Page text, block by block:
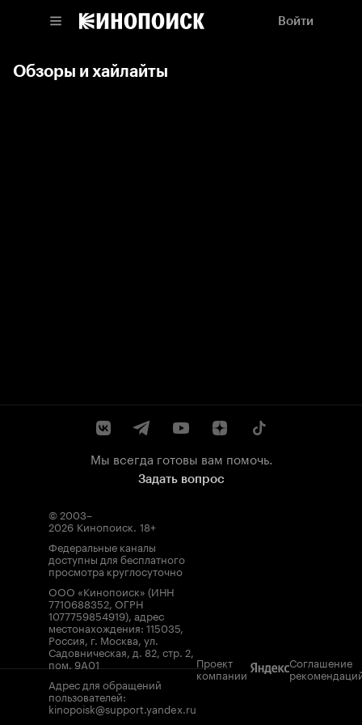
Войти
Обзоры и хайлайты
Мы всегда готовы вам помочь.
Задать вопрос
© 2003–
2026 Кинопоиск. 18+
Федеральные каналы
доступны для бесплатного
просмотра круглосуточно
ООО «Кинопоиск» (ИНН
7710688352, ОГРН
1077759854919), адрес
местонахождения: 115035,
Россия, г. Москва, ул.
Садовническая, д. 82, стр. 2,
пом. 9А01
Адрес для обращений
пользователей:
kinopoisk@support.yandex.ru
Проект
компании
Соглашение